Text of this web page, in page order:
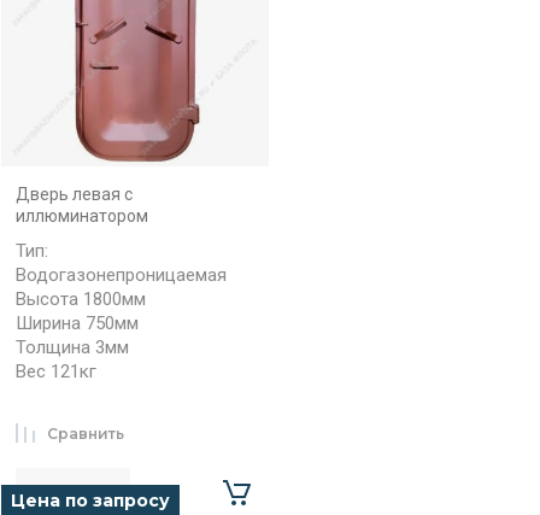
Дверь левая с
иллюминатором
Тип:
Водогазонепроницаемая
Высота 1800мм
Ширина 750мм
Толщина 3мм
Вес 121кг
Цена по запросу
Сравнить